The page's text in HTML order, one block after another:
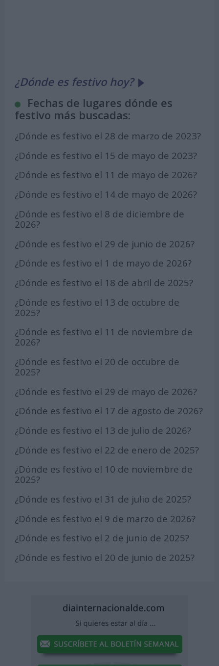
¿Dónde es festivo hoy?
Fechas de lugares dónde es
festivo más buscadas:
¿Dónde es festivo el 28 de marzo de 2023?
¿Dónde es festivo el 15 de mayo de 2023?
¿Dónde es festivo el 11 de mayo de 2026?
¿Dónde es festivo el 14 de mayo de 2026?
¿Dónde es festivo el 8 de diciembre de
2026?
¿Dónde es festivo el 29 de junio de 2026?
¿Dónde es festivo el 1 de mayo de 2026?
¿Dónde es festivo el 18 de abril de 2025?
¿Dónde es festivo el 13 de octubre de
2025?
¿Dónde es festivo el 11 de noviembre de
2026?
¿Dónde es festivo el 20 de octubre de
2025?
¿Dónde es festivo el 29 de mayo de 2026?
¿Dónde es festivo el 17 de agosto de 2026?
¿Dónde es festivo el 13 de julio de 2026?
¿Dónde es festivo el 22 de enero de 2025?
¿Dónde es festivo el 10 de noviembre de
2025?
¿Dónde es festivo el 31 de julio de 2025?
¿Dónde es festivo el 9 de marzo de 2026?
¿Dónde es festivo el 2 de junio de 2025?
¿Dónde es festivo el 20 de junio de 2025?